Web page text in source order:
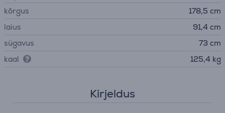
kõrgus
178,5 cm
laius
91,4 cm
sügavus
73 cm
kaal
125,4 kg
Kirjeldus